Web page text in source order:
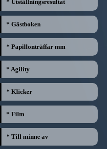
* Utställningsresultat
* Gästboken
* Papillonträffar mm
* Agility
* Klicker
* Film
* Till minne av